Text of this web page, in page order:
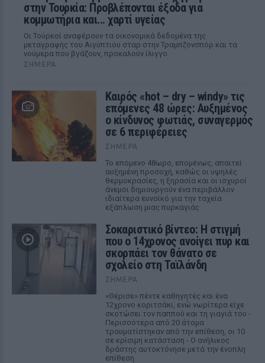
στην Τουρκία: Προβλέπονται έξοδα για
κομμωτήρια και... χαρτί υγείας
Οι Τούρκοί αναφέρουν τα οικονομικά δεδομένα της
μεταγραφής του Αιγύπτιου σταρ στην Τραμπζονσπόρ και τα
νούμερα που βγάζουν, προκαλούν ίλιγγο
ΣΉΜΕΡΑ
Καιρός «hot – dry – windy» τις
επόμενες 48 ώρες: Αυξημένος
ο κίνδυνος φωτιάς, συναγερμός
σε 6 περιφέρειες
ΣΉΜΕΡΑ
Το επόμενο 48ωρο, επομένως, απαιτεί
αυξημένη προσοχή, καθώς οι υψηλές
θερμοκρασίες, η ξηρασία και οι ισχυροί
άνεμοι δημιουργούν ένα περιβάλλον
ιδιαίτερα ευνοϊκό για την ταχεία
εξάπλωση μιας πυρκαγιάς
Σοκαριστικό βίντεο: Η στιγμή
που ο 14χρονος ανοίγει πυρ και
σκορπάει τον θάνατο σε
σχολείο στη Ταϊλάνδη
ΣΉΜΕΡΑ
«Θέρισε» πέντε καθηγητές και ένα
12χρονο κοριτσάκι, ενώ νωρίτερα είχε
σκοτώσει τον παππού και τη γιαγιά του -
Περισσότερα από 20 άτομα
τραυματίστηκαν από την επίθεση, οι 10
σε κρίσιμη κατάσταση - Ο ανήλικος
δράστης αυτοκτόνησε μετά την ένοπλη
επίθεση